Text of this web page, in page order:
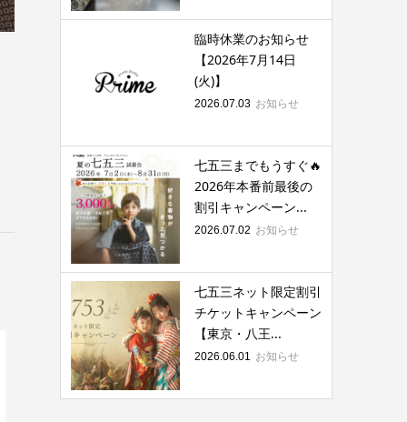
臨時休業のお知らせ
【2026年7月14日
(火)】
2026.07.03 お知らせ
七五三までもうすぐ🔥
2026年本番前最後の
割引キャンペーン...
2026.07.02 お知らせ
七五三ネット限定割引
チケットキャンペーン
【東京・八王...
2026.06.01 お知らせ